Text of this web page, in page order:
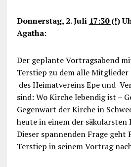
Donnerstag, 2. Juli 17:30 (!)
Agatha:
Der geplante Vortragsabend
Terstiep zu dem alle
des Heimatvereins Epe und
sind: Wo Kirche lebendig ist –
Gegenwart der Kirche in
heute in einem der säkularsten
Dieser spannenden Frage geht
Terstiep in seinem Vortrag